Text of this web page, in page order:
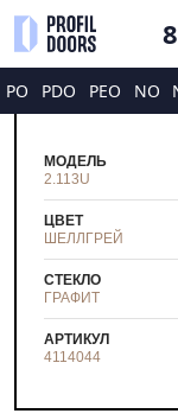
PO PDO PEO NO
МОДЕЛЬ
2.113U
ЦВЕТ
ШЕЛЛГРЕЙ
СТЕКЛО
ГРАФИТ
АРТИКУЛ
4114044